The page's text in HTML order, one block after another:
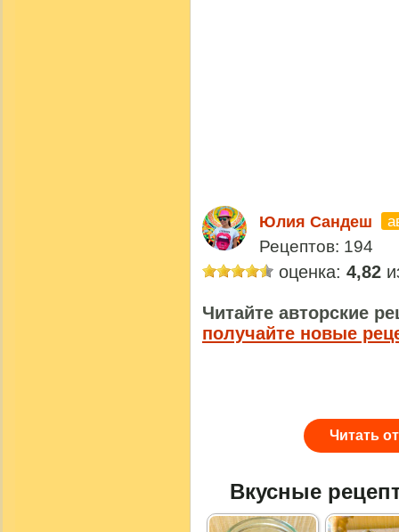
Юлия Сандеш
Рецептов: 194
оценка: 4,82
Читайте авторские
получайте новые
Читать
Вкусные